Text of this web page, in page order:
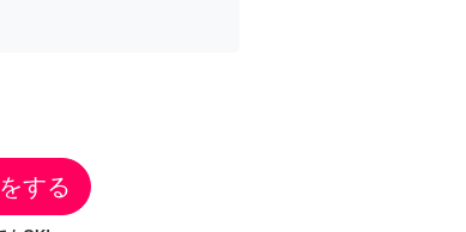
する